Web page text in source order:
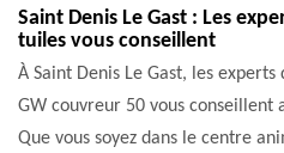
Saint Denis Le Gast : Les
tuiles vous conseillent
À Saint Denis Le Gast, les
GW couvreur 50 vous conseillent
Que vous soyez dans le centre